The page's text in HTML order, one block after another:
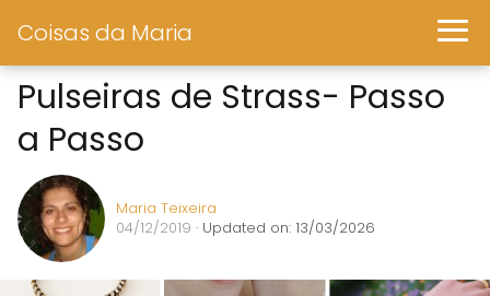
Coisas da Maria
Pulseiras de Strass- Passo
a Passo
Maria Teixeira
04/12/2019 · Updated on: 13/03/2026